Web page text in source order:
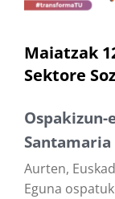
Maiatzak
Sektore
Aurten,
Eguna